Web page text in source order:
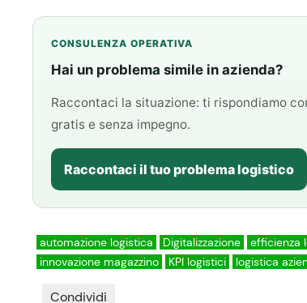
CONSULENZA OPERATIVA
Hai un problema simile in azienda?
Raccontaci la situazione: ti rispondiamo
gratis e senza impegno.
Raccontaci il tuo problema logistico
automazione logistica Digitalizzazione efficienza
innovazione magazzino
KPI logistici logistica
Condividi